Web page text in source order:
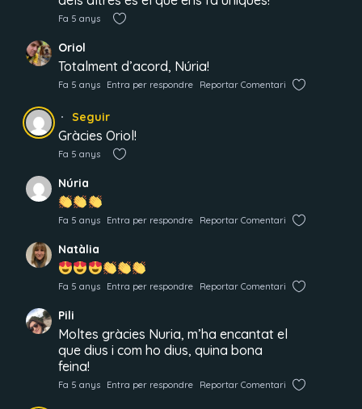
Fa 5 anys
Oriol
Totalment d’acord, Núria!
Fa 5 anys Entra per respondre Reportar Comentari
Seguir
Gràcies Oriol!
Fa 5 anys
Núria
Fa 5 anys Entra per respondre Reportar Comentari
Natàlia
Fa 5 anys Entra per respondre Reportar Comentari
Pili
Moltes gràcies Nuria, m’ha encantat el
que dius i com ho dius, quina bona
feina!
Fa 5 anys Entra per respondre Reportar Comentari